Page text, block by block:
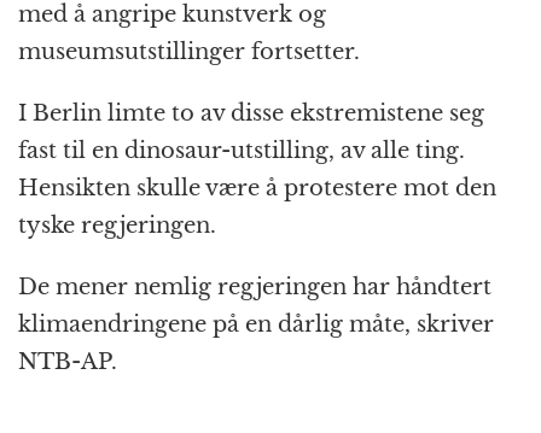
med å angripe kunstverk og
museumsutstillinger fortsetter.
I Berlin limte to av disse ekstremistene seg
fast til en dinosaur-utstilling, av alle ting.
Hensikten skulle være å protestere mot den
tyske regjeringen.
De mener nemlig regjeringen har håndtert
klimaendringene på en dårlig måte, skriver
NTB-AP.